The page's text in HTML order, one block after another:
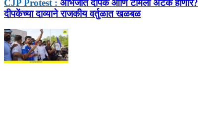
CJP Protest : अभिजीत दीपके आणि टीमला अटक होणार?
दीपकेंच्या दाव्याने राजकीय वर्तुळात खळबळ